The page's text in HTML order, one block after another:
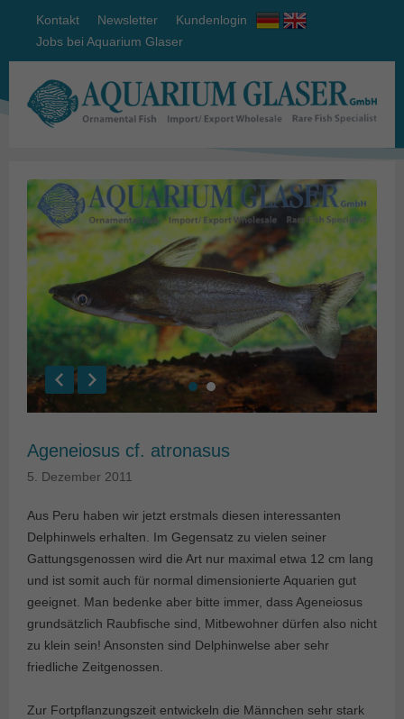
Kontakt Newsletter
Kundenlogin
Jobs bei Aquarium Glaser
Ageneiosus cf. atronasus
5. Dezember 2011
Aus Peru haben wir jetzt erstmals diesen interessanten
Delphinwels erhalten. Im Gegensatz zu vielen seiner
Gattungsgenossen wird die Art nur maximal etwa 12 cm lang
und ist somit auch für normal dimensionierte Aquarien gut
geeignet. Man bedenke aber bitte immer, dass Ageneiosus
grundsätzlich Raubfische sind, Mitbewohner dürfen also nicht
zu klein sein! Ansonsten sind Delphinwelse aber sehr
friedliche Zeitgenossen.
Zur Fortpflanzungszeit entwickeln die Männchen sehr stark